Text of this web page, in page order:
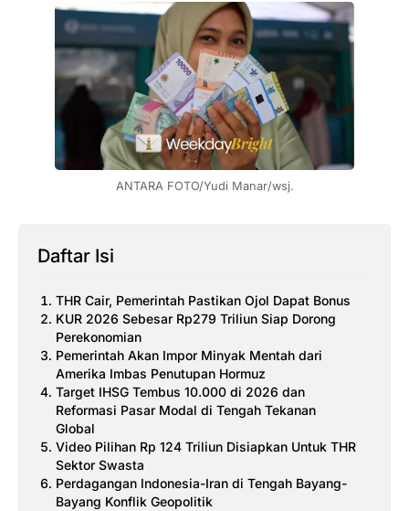
ANTARA FOTO/Yudi Manar/wsj.
Daftar Isi
THR Cair, Pemerintah Pastikan Ojol Dapat Bonus
KUR 2026 Sebesar Rp279 Triliun Siap Dorong
Perekonomian
Pemerintah Akan Impor Minyak Mentah dari
Amerika Imbas Penutupan Hormuz
Target IHSG Tembus 10.000 di 2026 dan
Reformasi Pasar Modal di Tengah Tekanan
Global
Video Pilihan Rp 124 Triliun Disiapkan Untuk THR
Sektor Swasta
Perdagangan Indonesia-Iran di Tengah Bayang-
Bayang Konflik Geopolitik